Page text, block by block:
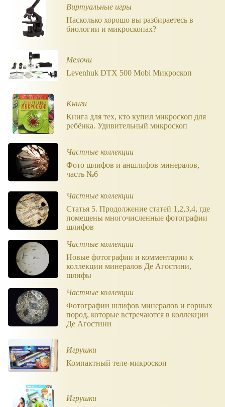
Виртуальные игры
Насколько хорошо вы разбираетесь в
биологии и микроскопах?
Мелочи
Levenhuk DTX 500 Mobi Микроскоп
Книги
Книга для тех, кто купил микроскоп для
ребёнка. Удивительный микроскоп
Частные коллекции
Фото шлифов и аншлифов минералов,
часть №6
Частные коллекции
Статья 5. Продолжение статей 1,2,3,4, где
помещены многочисленные фотографии
шлифов
Частные коллекции
Новые фотографии и комментарии к
коллекции минералов Де Агостини,
шлифы
Частные коллекции
Фотографии шлифов минералов и горных
пород, которые встречаются в коллекции
Де Агостини
Игрушки
Компактный теле-микроскоп
Игрушки